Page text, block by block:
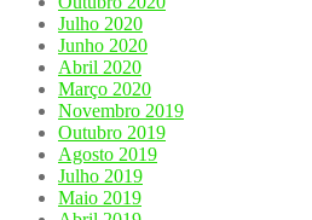
Julho 2020
Junho 2020
Abril 2020
Março 2020
Novembro 2019
Outubro 2019
Agosto 2019
Julho 2019
Maio 2019